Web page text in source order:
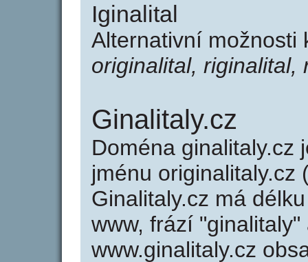
Iginalital
Alternativní
originalital, riginalital,
Ginalitaly.cz
Doména ginalitaly.cz
jménu originalitaly.cz
Ginalitaly.cz má
www, frází
www.ginalitaly.cz